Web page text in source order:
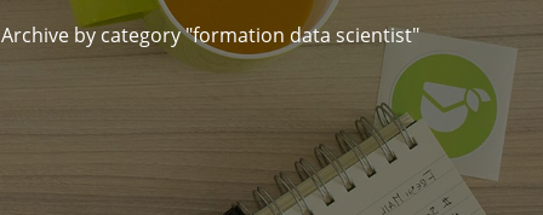
Archive by category "formation data scientist"